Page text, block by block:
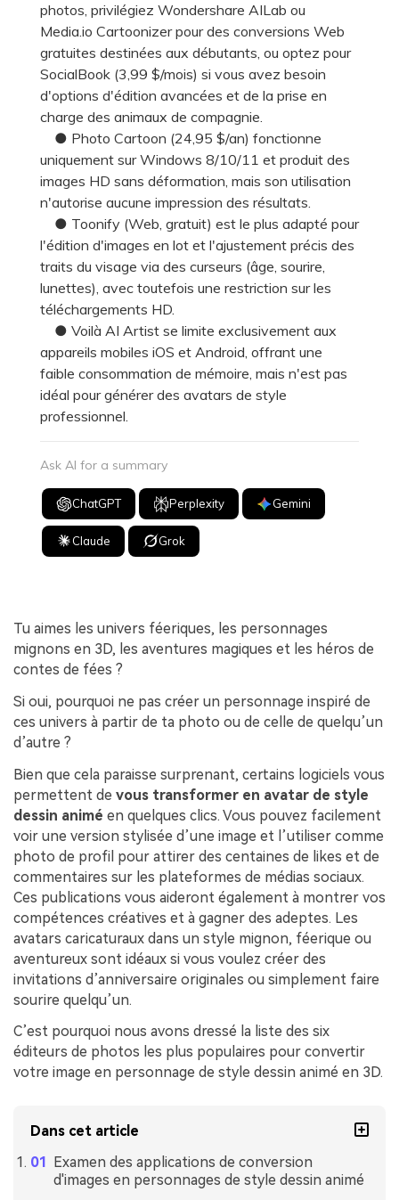
photos, privilégiez Wondershare AILab ou
Media.io Cartoonizer pour des conversions Web
gratuites destinées aux débutants, ou optez pour
SocialBook (3,99 $/mois) si vous avez besoin
d'options d'édition avancées et de la prise en
charge des animaux de compagnie.
● Photo Cartoon (24,95 $/an) fonctionne
uniquement sur Windows 8/10/11 et produit des
images HD sans déformation, mais son utilisation
n'autorise aucune impression des résultats.
● Toonify (Web, gratuit) est le plus adapté pour
l'édition d'images en lot et l'ajustement précis des
traits du visage via des curseurs (âge, sourire,
lunettes), avec toutefois une restriction sur les
téléchargements HD.
● Voilà AI Artist se limite exclusivement aux
appareils mobiles iOS et Android, offrant une
faible consommation de mémoire, mais n'est pas
idéal pour générer des avatars de style
professionnel.
Ask AI for a summary
ChatGPT Perplexity Gemini
Claude Grok
Tu aimes les univers féeriques, les personnages
mignons en 3D, les aventures magiques et les héros de
contes de fées ?
Si oui, pourquoi ne pas créer un personnage inspiré de
ces univers à partir de ta photo ou de celle de quelqu’un
d’autre ?
Bien que cela paraisse surprenant, certains logiciels vous
permettent de vous transformer en avatar de style
dessin animé en quelques clics. Vous pouvez facilement
voir une version stylisée d’une image et l’utiliser comme
photo de profil pour attirer des centaines de likes et de
commentaires sur les plateformes de médias sociaux.
Ces publications vous aideront également à montrer vos
compétences créatives et à gagner des adeptes. Les
avatars caricaturaux dans un style mignon, féerique ou
aventureux sont idéaux si vous voulez créer des
invitations d’anniversaire originales ou simplement faire
sourire quelqu’un.
C’est pourquoi nous avons dressé la liste des six
éditeurs de photos les plus populaires pour convertir
votre image en personnage de style dessin animé en 3D.
Dans cet article
Examen des applications de conversion
d'images en personnages de style dessin animé